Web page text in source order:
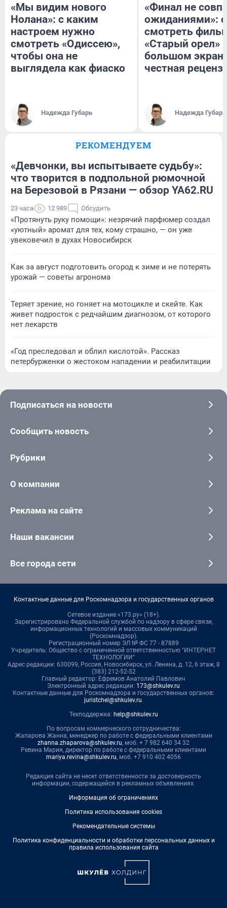
«Мы видим нового
Нолана»: с каким
настроем нужно
смотреть «Одиссею»,
чтобы она не
выглядела как фиаско
Надежда Губарь
«Финал не
ожиданиями»:
смотреть
«Старый орел»
большом
честная
Надежда Губарь
РЕКОМЕНДУЕМ
«Девчонки, вы испытываете судьбу»:
что творится в подпольной рюмочной
на Березовой в Рязани — обзор YA62.RU
23 часа 12 989 Обсудить
«Протянуть руку помощи»: незрячий парфюмер создал
«уютный» аромат для тех, кому страшно, — он уже
увековечил в духах Новосибирск
Как за август подготовить огород к зиме и не потерять
урожай — советы агронома
Теряет зрение, но гоняет на мотоцикле и скейте. Как
живет подросток с редчайшим диагнозом, от которого
нет лекарств
«Год преследовал и облил кислотой». Рассказ
петербурженки о жестоком нападении и реабилитации
Подписаться на новости
Сообщить новость
Рубрики
О компании
Реклама на сайте
Наши вакансии
Все города сети
Контактные данные для Роскомнадзора и государственных органов
Сетевое издание «173.ру» (18+).
Зарегистрировано Федеральной службой по надзору в сфере связи,
информационных технологий и массовых коммуникаций
(Роскомнадзор).
Регистрационный номер ЭЛ № ФС 77 - 87889
Учредитель: Общество с ограниченной ответственностью "ИНТЕРНЕТ
ТЕХНОЛОГИИ"
Адрес редакции: 630099, Россия, Новосибирск, ул. Ленина, д. 12, 6 этаж, 8
(383) 212-52-52
Главный редактор: Ефремов Анатолий Павлович
Электронный адрес редакции: 173@shkulev.ru
Контактные данные для Роскомнадзора и государственных органов:
juristchel@shkulev.ru.
Техподдержка: help@shkulev.ru
По вопросам коммерческого сотрудничества:
Жапарова Жанна, менеджер по работе с федеральными клиентами
zhanna.zhaparova@shkulev.ru, моб. + 7 982 640 34 32
Ревина Мария, директор по работе с федеральными клиентами
mariya.revina@shkulev.ru, моб. +7 910 402 4056
Редакция сайта не несет ответственности за достоверность
информации, содержащейся в рекламных объявлениях.
Информация об ограничениях
Политика использования cookies
Рекомендательные системы
Политика конфиденциальности и обработки персональных данных и
правила использования сайта